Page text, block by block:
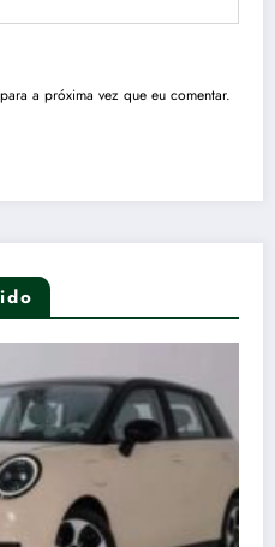
a próxima vez que eu comentar.